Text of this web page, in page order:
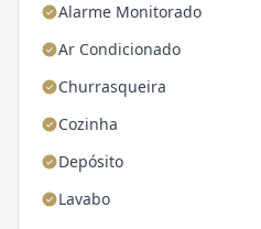
Alarme Monitorado
Ar Condicionado
Churrasqueira
Cozinha
Depósito
Lavabo